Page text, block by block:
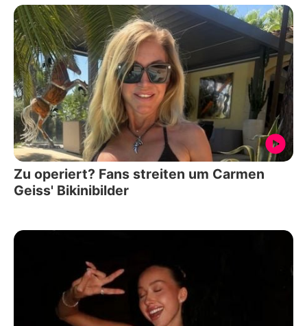
Zu operiert? Fans streiten um Carmen
Geiss' Bikinibilder